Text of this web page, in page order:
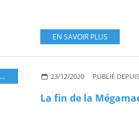
EN SAVOIR PLUS
23/12/2020 PUBLIÉ
La fin de la